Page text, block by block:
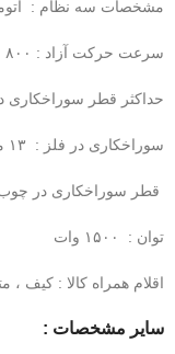
مشخصات سه نظام :
سرعت حرکت آزاد : ۸۰۰
حداکثر قطر سوراخکاری در
سوراخکاری در فلز : ۱۳ میلی‌متر
قطر سوراخکاری در چوب : ۴۰
توان : ۱۵۰۰ وات
اقلام همراه کالا : کیف ،
سایر مشخصات :